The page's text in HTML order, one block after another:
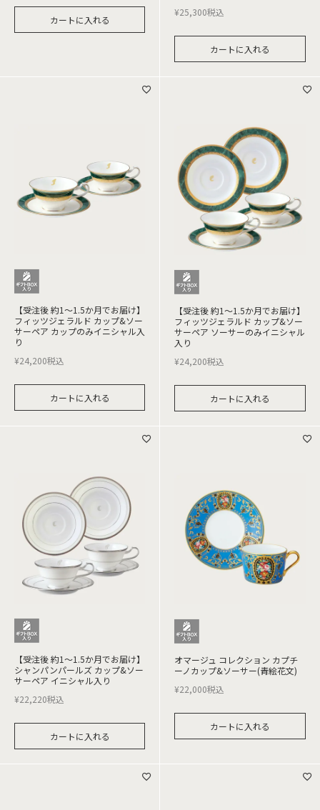
カートに入れる
¥25,300税込
カートに入れる
【受注後 約1～1.5か月でお届け】
フィッツジェラルド カップ&ソー
サーペア カップのみイニシャル入
り
¥24,200税込
カートに入れる
【受注後 約1～1.5か月でお届け】
フィッツジェラルド カップ&ソー
サーペア ソーサーのみイニシャル
入り
¥24,200税込
カートに入れる
【受注後 約1～1.5か月でお届け】
シャンパンパールズ カップ&ソー
サーペア イニシャル入り
¥22,220税込
カートに入れる
オマージュ コレクション カプチ
ーノカップ&ソーサー(青絵花文)
¥22,000税込
カートに入れる